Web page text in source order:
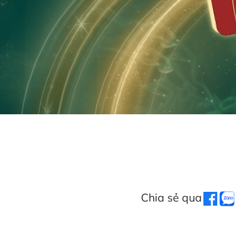
Chia sẻ qua